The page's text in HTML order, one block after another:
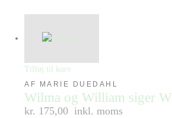
Tilføj til kurv
AF MARIE DUEDAHL
Wilma og William siger W
kr. 175,00 inkl. moms